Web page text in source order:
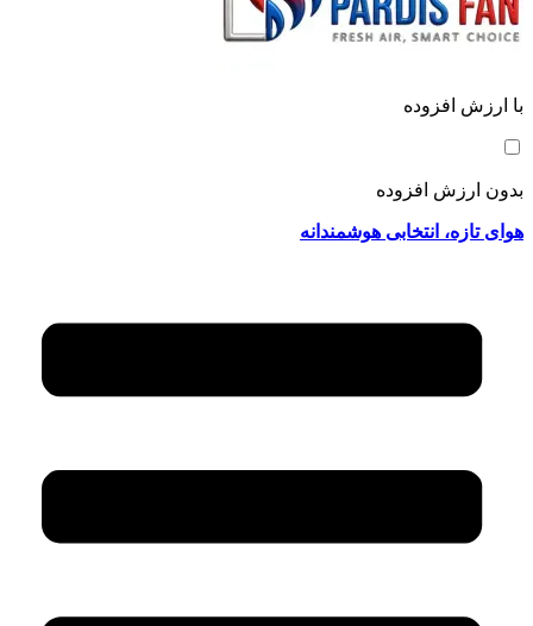
با ارزش افزوده
بدون ارزش افزوده
هوای تازه، انتخابی هوشمندانه